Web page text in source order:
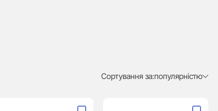
Сортування за:популярністю